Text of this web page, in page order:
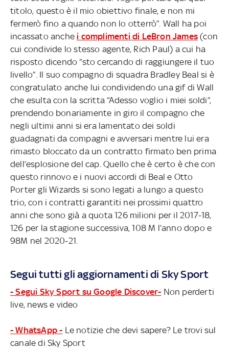
titolo, questo è il mio obiettivo finale, e non mi
fermerò fino a quando non lo otterrò”. Wall ha poi
incassato anche i complimenti di LeBron James (con
cui condivide lo stesso agente, Rich Paul) a cui ha
risposto dicendo “sto cercando di raggiungere il tuo
livello”. Il suo compagno di squadra Bradley Beal si è
congratulato anche lui condividendo una gif di Wall
che esulta con la scritta “Adesso voglio i miei soldi”,
prendendo bonariamente in giro il compagno che
negli ultimi anni si era lamentato dei soldi
guadagnati da compagni e avversari mentre lui era
rimasto bloccato da un contratto firmato ben prima
dell’esplosione del cap. Quello che è certo è che con
questo rinnovo e i nuovi accordi di Beal e Otto
Porter gli Wizards si sono legati a lungo a questo
trio, con i contratti garantiti nei prossimi quattro
anni che sono già a quota 126 milioni per il 2017-18,
126 per la stagione successiva, 108 M l’anno dopo e
98M nel 2020-21.
Segui tutti gli aggiornamenti di Sky Sport
- Segui Sky Sport su Google Discover- Non perderti
live, news e video
- WhatsApp - Le notizie che devi sapere? Le trovi sul
canale di Sky Sport